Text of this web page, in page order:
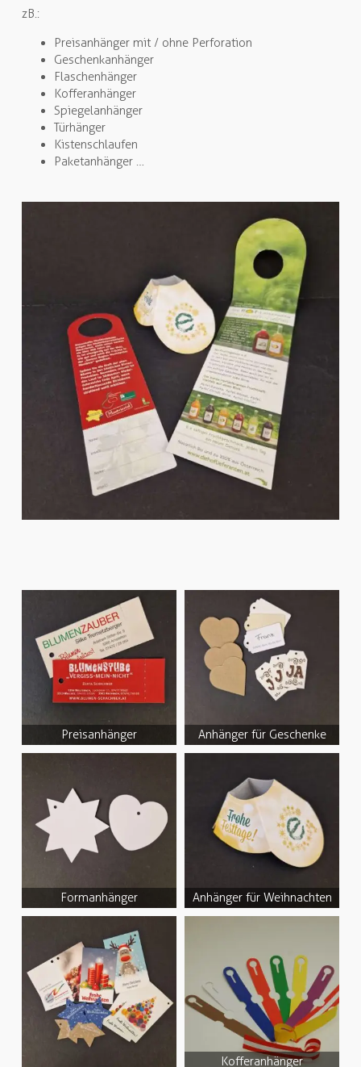
zB.:
Preisanhänger mit / ohne Perforation
Geschenkanhänger
Flaschenhänger
Kofferanhänger
Spiegelanhänger
Türhänger
Kistenschlaufen
Paketanhänger …
Preisanhänger Anhänger für Geschenke
Formanhänger Anhänger für Weihnachten
Kofferanhänger